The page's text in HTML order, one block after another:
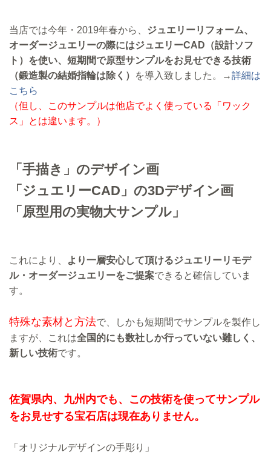
当店では今年・2019年春から、 ジュエリーリフォーム、
オーダージュエリーの際にはジュエリーCAD（設計ソフ
ト）を使い、短期間で原型サンプルをお見せできる技術
（鍛造製の結婚指輪は除く）
を導入致しました。→詳細は
こちら
（但し、このサンプルは他店でよく使っている「ワック
ス」とは違います。）
「手描き」のデザイン画
「ジュエリーCAD」の3Dデザイン画
「原型用の実物大サンプル」
これにより、
より一層安心して頂けるジュエリーリモデ
ル・オーダージュエリーをご提案できると確信していま
す。
特殊な素材と方法で、しかも短期間でサンプルを製作し
ますが、これは全国的にも数社しか行っていない難しく、
新しい技術です。
佐賀県内、九州内でも、この技術を使ってサンプル
をお見せする宝石店は現在ありません。
「オリジナルデザインの手彫り」